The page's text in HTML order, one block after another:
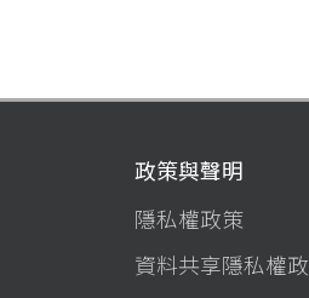
政策與聲明
隱私權政策
資料共享隱私權政